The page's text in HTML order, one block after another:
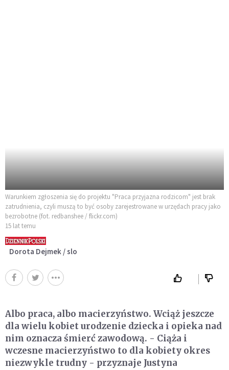
Warunkiem zgłoszenia się do projektu "Praca przyjazna rodzicom" jest brak
zatrudnienia, czyli muszą to być osoby zarejestrowane w urzędach pracy jako
bezrobotne (fot. redbanshee / flickr.com)
15 lat temu
Dorota Dejmek / slo
Albo praca, albo macierzyństwo. Wciąż jeszcze
dla wielu kobiet urodzenie dziecka i opieka nad
nim oznacza śmierć zawodową. - Ciąża i
wczesne macierzyństwo to dla kobiety okres
niezwykle trudny - przyznaje Justyna